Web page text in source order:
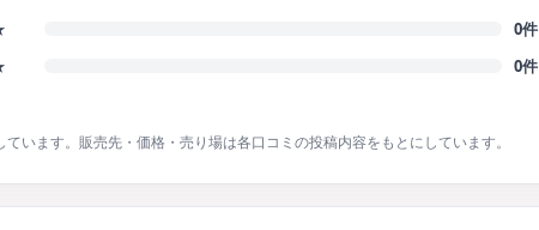
0件
0件
います。販売先・価格・売り場は各口コミの投稿内容をもとにしています。